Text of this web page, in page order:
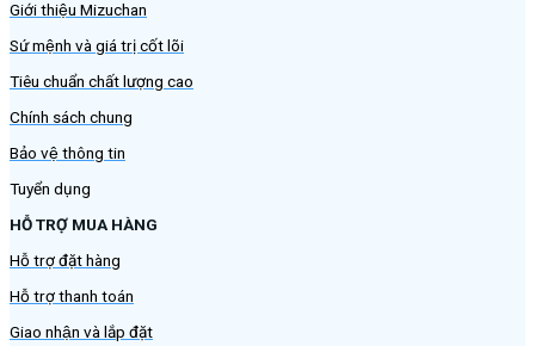
Giới thiệu Mizuchan
Sứ mệnh và giá trị cốt lõi
Tiêu chuẩn chất lượng cao
Chính sách chung
Bảo vệ thông tin
Tuyển dụng
HỖ TRỢ MUA HÀNG
Hỗ trợ đặt hàng
Hỗ trợ thanh toán
Giao nhận và lắp đặt